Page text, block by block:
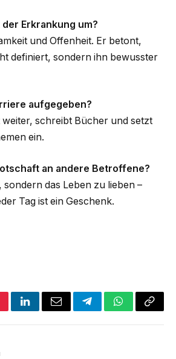
Erkrankung um?
und Offenheit. Er betont,
definiert, sondern ihn bewusster
aufgegeben?
weiter, schreibt Bücher und setzt
ein.
an andere Betroffene?
das Leben zu lieben –
Tag ist ein Geschenk.
LinkedInEmail TelegramWhatsApp
Copy